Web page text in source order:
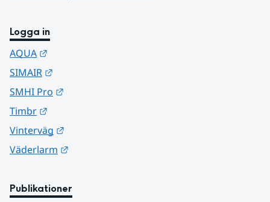
Logga in
AQUA
SIMAIR
SMHI Pro
Timbr
Vinterväg
Väderlarm
Publikationer